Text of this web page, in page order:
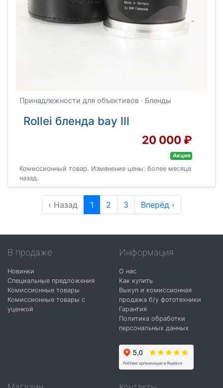
Принадлежности для объективов · Бленды
Rollei бленда bay III
20 000 ₽
Акция
Комиссионный товар. Изменение цены: более месяца
назад.
‹ Назад 1 2 3 Вперёд ›
В продаже
Новинки
Специальные предложения
Комиссионные товары
Комиссионные товары с
уценкой
Информация
О нас
Как купить
Выкуп и комиссионная
продажа б/у фототехники
Гарантия
Политика обработки
персональных данных